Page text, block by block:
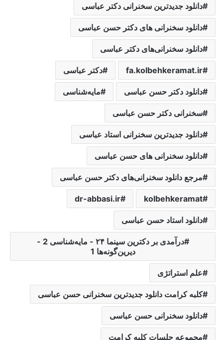
دانلود جدیدترین سخنرانی دکتر عباسی
دانلود سخنرانی های دکتر حسن عباسی
دانلود سخنرانی‌های دکتر عباسی
fa.kolbehkeramat.ir دکتر عباسی
دانلود دکتر حسن عباسی مایه‌شناسی‌
سخنرانی دکتر حسن عباسی
دانلود جدیدترین سخنرانی استاد عباسی
دانلود سخنرانی های حسن عباسی
مرجع دانلود سخنرانی‌های دکتر حسن عباسی
kolbehkeramat
dr-abbasi.ir
دانلود استاد حسن عباسی
درآمدی ‌بر‌ دکترین ‌سینما‌ ۲۴ - مایه‌شناسی‌ 2 -
دیرین‌گونه‌ها‌ 1
علم استراتژی
کلبه کرامت دانلود جدیدترین سخنرانی حسن عباسی
دانلود سخنرانی حسن عباسی
مجموعه جلسات کلبه کرامت